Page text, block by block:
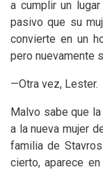
a cumplir un
pasivo que su
convierte en un
pero nuevamente
—Otra vez, Lester.
Malvo sabe que
a la nueva mujer
familia de
cierto, aparece